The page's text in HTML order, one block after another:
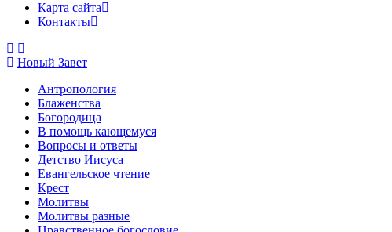
Карта сайта
Контакты
Новый Завет
Антропология
Блаженства
Богородица
В помощь кающемуся
Вопросы и ответы
Детство Иисуса
Евангельское чтение
Крест
Молитвы
Молитвы разные